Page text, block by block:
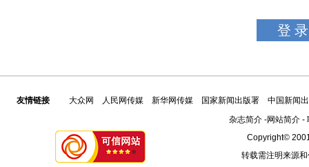
友情链接 大众网 人民网传媒 新华网传媒 国家新闻出版署
中国新闻
杂志简介 -网站简介 -
Copyright©
转载需注明来源